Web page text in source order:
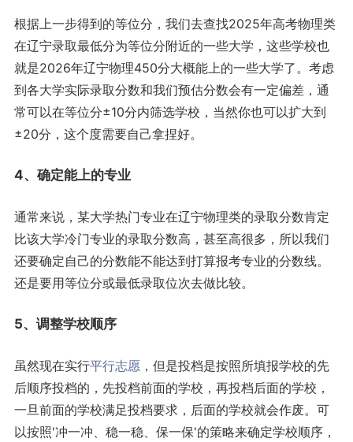
根据上一步得到的等位分，我们去查找2025年高考物理类
在辽宁录取最低分为等位分附近的一些大学，这些学校也
就是2026年辽宁物理450分大概能上的一些大学了。考虑
到各大学实际录取分数和我们预估分数会有一定偏差，通
常可以在等位分±10分内筛选学校，当然你也可以扩大到
±20分，这个度需要自己拿捏好。
4、确定能上的专业
通常来说，某大学热门专业在辽宁物理类的录取分数肯定
比该大学冷门专业的录取分数高，甚至高很多，所以我们
还要确定自己的分数能不能达到打算报考专业的分数线。
还是要用等位分或最低录取位次去做比较。
5、调整学校顺序
虽然现在实行平行志愿，但是投档是按照所填报学校的先
后顺序投档的，先投档前面的学校，再投档后面的学校，
一旦前面的学校满足投档要求，后面的学校就会作废。可
以按照'冲一冲、稳一稳、保一保'的策略来确定学校顺序，